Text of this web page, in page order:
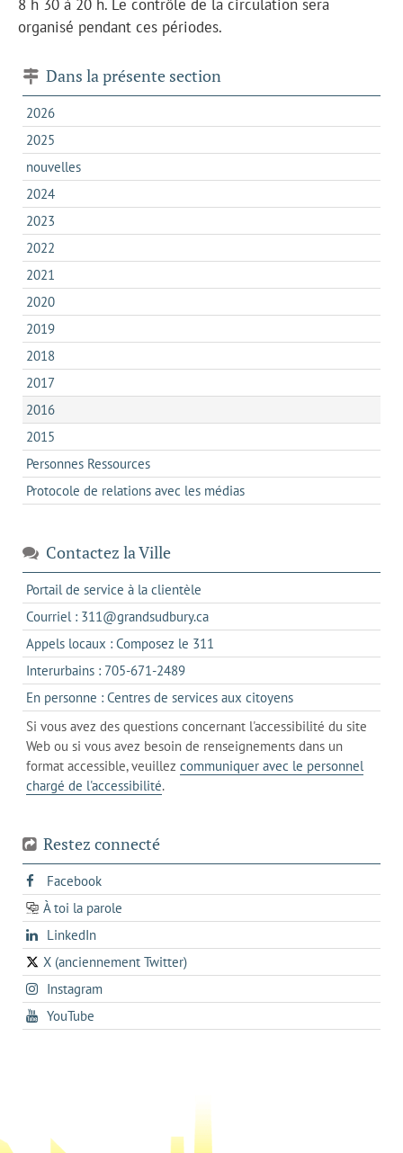
8 h 30 à 20 h. Le contrôle de la circulation sera
organisé pendant ces périodes.
Dans la présente section
2026
2025
nouvelles
2024
2023
2022
2021
2020
2019
2018
2017
2016
2015
Personnes Ressources
Protocole de relations avec les médias
Contactez la Ville
Portail de service à la clientèle
dans
un
nouvel
Courriel : 311@grandsudbury.cas'ouvre
dans
votre
de
messagerie
Appels locaux : Composez le 311
dans
un
client
de
votre
téléphone
Interurbains : 705-671-2489s'ouvre
dans
un
client
de
votre
En personne : Centres de services aux citoyenss'ouvre
dans
l'onglet
actuel
Si vous avez des questions concernant l'accessibilité du site
Web ou si vous avez besoin de renseignements dans un
format accessible, veuillez communiquer avec le personnel
chargé de l'accessibilité.
Restez connecté
Facebooks'ouvre
dans
un
onglet
À toi la parole
opens
in
a
new
tab
LinkedInopens
in
a
new
X (anciennement Twitter)
s'ouvre
dans
un
nouvel
Instagrams'ouvre
dans
un
YouTube
dans